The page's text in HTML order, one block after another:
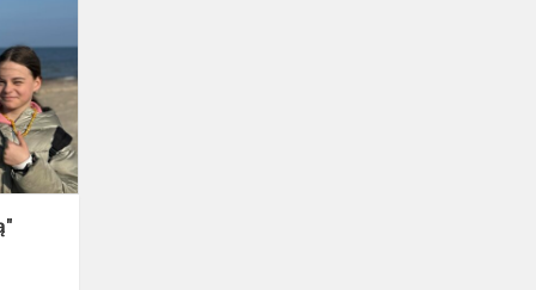
Klaipėdą"